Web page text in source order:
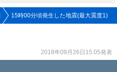
15時00分頃発生した地震(最大震度1)
2018年09月26日15:05発表